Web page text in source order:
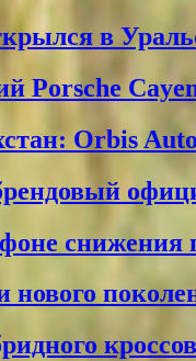
в
Porsche
Orbis
снижения
нового